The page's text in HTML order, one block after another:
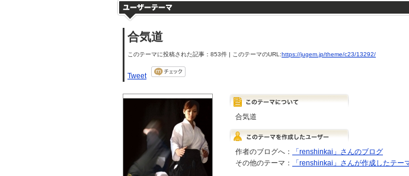
合気道
このテーマに投稿された記事：853件 | このテーマのURL:https://jugem.jp/theme/c23/13292/
Tweet
合気道
作者のブログへ：
「renshinkai」さんのブログ
その他のテーマ：
「renshinkai」さんが作成したテー